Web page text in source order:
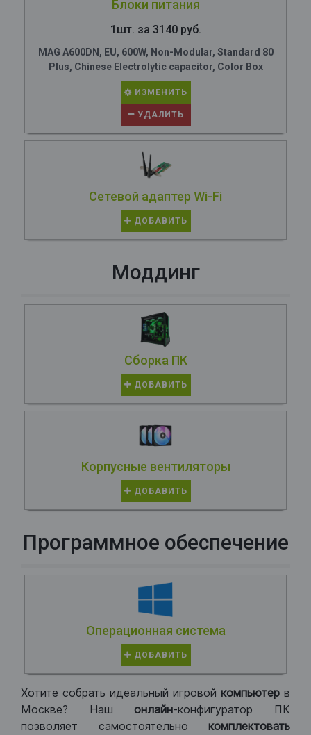
Блоки питания
1шт. за 3140 руб.
MAG A600DN, EU, 600W, Non-Modular, Standard 80
Plus, Chinese Electrolytic capacitor, Color Box
ИЗМЕНИТЬ
УДАЛИТЬ
Сетевой адаптер Wi-Fi
ДОБАВИТЬ
Моддинг
Сборка ПК
ДОБАВИТЬ
Корпусные вентиляторы
ДОБАВИТЬ
Программное обеспечение
Операционная система
ДОБАВИТЬ
Хотите собрать идеальный игровой компьютер в
Москве? Нашонлайн-конфигуратор ПК
позволяет самостоятельно комплектовать